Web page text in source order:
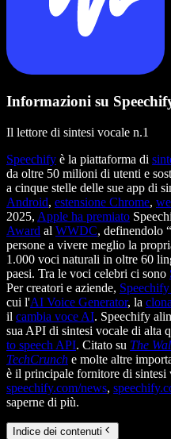
Informazioni su
Il lettore di sintesi vocale n.1
Speechify è la piattaforma di
da oltre 50 milioni di utenti e
a cinque stelle delle sue app di
Android, estensione Chrome,
2025, Apple ha premiato
Award al WWDC, definendolo
persone a vivere meglio la
1.000 voci naturali in oltre 60
paesi. Tra le voci celebri ci sono
Per creatori e aziende,
cui l'AI Voice Generator, la
il cambia voce AI. Speechify
sua API di sintesi vocale di alta
to speech API. Citato su The
TechCrunch e molte altre
è il principale fornitore di sintesi
speechify.com/news,
saperne di più.
Indice dei contenuti